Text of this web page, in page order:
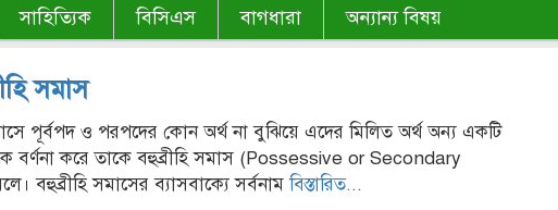
সাহিত্যিক বিসিএস বাগধারা অন্যান্য বিষয়
সমাস
পূর্বপদ ও পরপদের কোন অর্থ না বুঝিয়ে এদের মিলিত অর্থ অন্য একটি
বর্ণনা করে তাকে বহুব্রীহি সমাস (Possessive or Secondary
বহুব্রীহি সমাসের ব্যাসবাক্যে সর্বনামবিস্তারিত...